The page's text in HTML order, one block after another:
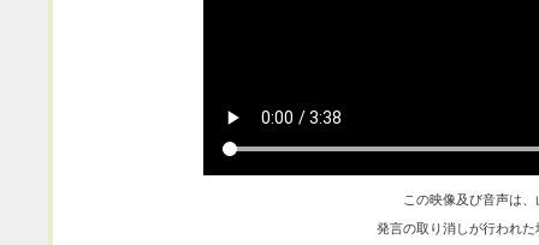
この映像及び音声は
発言の取り消しが行われ